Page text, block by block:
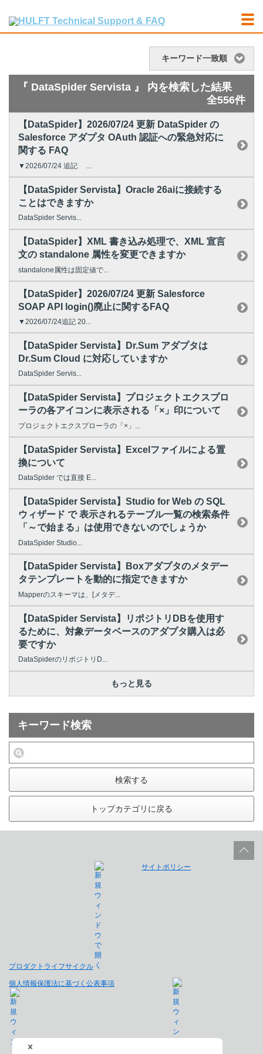
キーワード一致順
『 DataSpider Servista 』 内を検索した結果
全556件
【DataSpider】2026/07/24 更新 DataSpider の
Salesforce アダプタ OAuth 認証への緊急対応に
関する FAQ
▼2026/07/24 追記 ...
【DataSpider Servista】Oracle 26aiに接続する
ことはできますか
DataSpider Servis...
【DataSpider】XML 書き込み処理で、XML 宣言
文の standalone 属性を変更できますか
standalone属性は固定値で...
【DataSpider】2026/07/24 更新 Salesforce
SOAP API login()廃止に関するFAQ
▼2026/07/24追記 20...
【DataSpider Servista】Dr.Sum アダプタは
Dr.Sum Cloud に対応していますか
DataSpider Servis...
【DataSpider Servista】プロジェクトエクスプロ
ーラの各アイコンに表示される「×」印について
プロジェクトエクスプローラの「×」...
【DataSpider Servista】Excelファイルによる置
換について
DataSpider では直接 E...
【DataSpider Servista】Studio for Web の SQL
ウィザード で 表示されるテーブル一覧の検索条件
「～で始まる」は使用できないのでしょうか
DataSpider Studio...
【DataSpider Servista】Boxアダプタのメタデー
タテンプレートを動的に指定できますか
Mapperのスキーマは、[メタデ...
【DataSpider Servista】リポジトリDBを使用す
るために、対象データベースのアダプタ購入は必
要ですか
DataSpiderのリポジトリD...
もっと見る
キーワード検索
検索する
トップカテゴリに戻る
プロダクトライフサイクル
サイトポリシー
個人情報保護法に基づく公表事項